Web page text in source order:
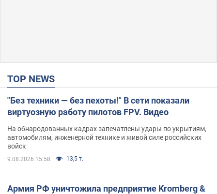
TOP NEWS
"Без техники — без пехоты!" В сети показали
виртуозную работу пилотов FPV. Видео
На обнародованных кадрах запечатлены удары по укрытиям,
автомобилям, инженерной технике и живой силе российских
войск
9.08.2026 15:58 13,5 т.
Армия РФ уничтожила предприятие Kromberg &